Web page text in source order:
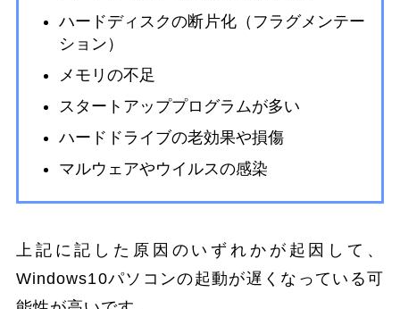
ハードディスクの断片化（フラグメンテー
ション）
メモリの不足
スタートアッププログラムが多い
ハードドライブの老効果や損傷
マルウェアやウイルスの感染
上記に記した原因のいずれかが起因して、
Windows10パソコンの起動が遅くなっている可